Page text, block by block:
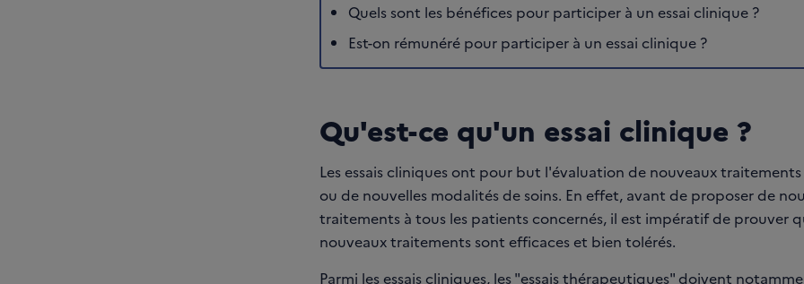
Quels sont les bénéfices pour participer à un essai clinique ?
Est-on rémunéré pour participer à un essai clinique ?
Qu'est-ce qu'un essai clinique ?
Les essais cliniques ont pour but l'évaluation de nouveaux
ou de nouvelles modalités de soins. En effet, avant de proposer de
traitements à tous les patients concernés, il est impératif de prouver
nouveaux traitements sont efficaces et bien tolérés.
Parmi les essais cliniques, les "essais thérapeutiques" doivent